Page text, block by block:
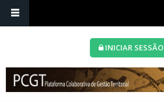
INICIAR SESSÃO